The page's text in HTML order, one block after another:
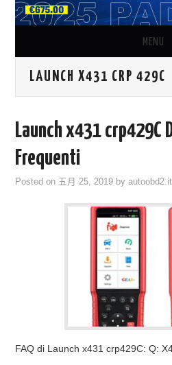
MENU
ORIGINALE LAUNCH X431
ECU PROGRAMMATORE
KEY CUTTING MACHINE
ORIGINALE OBDSTAR
LAUNCH X431 CRP 429C
Launch x431 crp429C
Frequenti
Posted on 五月 25, 2019 byautoobd2.it
FAQ di Launch x431 crp429C: Q: